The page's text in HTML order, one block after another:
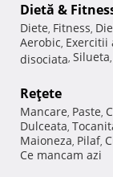
Dietă &
Diete, Fitness,
Aerobic, Exercitii
disociata, Silueta,
Reţete
Mancare, Paste,
Dulceata,
Maioneza, Pilaf,
Ce mancam azi